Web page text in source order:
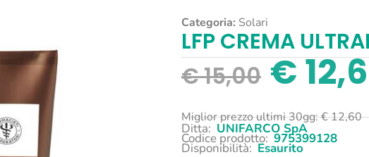
Categoria: Solari
LFP CREMA
€15,00 €
Miglior prezzo ultimi 30gg:€12,60
Ditta: UNIFARCO SpA
Codice prodotto: 975399128
Disponibilità: Esaurito